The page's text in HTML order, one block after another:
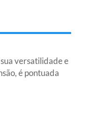
versatilidade e
é pontuada